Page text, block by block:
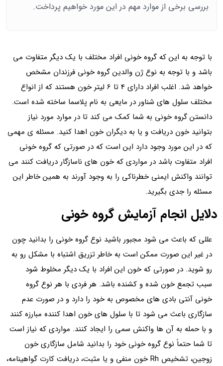
بررسی برخی از موارد مهم در این مورد خواهیم پرداخت.
با توجه به این که گروه خونی افراد مختلف با یک دیگر متفاوت می
باشد و با توجه به نوع ژن والدین گروه خونی فرزندان مشخص
خواهد شد. اغلب افراد دارای 4 تا 6 لیتر خون هستند که از انواع
مختلف سلول‌ های شناور در مایعی به نام پلاسما ساخته شده است.
دانستن گروه خونی به شما کمک می کند تا در موارد مورد نیاز
بتوانید خون دریافت و یا به دیگران خون اهدا کنید. مسئله ی مهمی
که در این مورد وجود دارد این است که در صورتی که گروه خونی
افراد متفاوت باشد در مواردی که خون‌ های ناسازگار دریافت کنند می‌
توانند واکنش ایمنی خطرناکی را به وجود آورند به همین خاطر این
مسئله را جدی بگیرید.
دلایل انجام آزمایش گروه خونی
عللی که باعث می شود مجبور باشید نوع گروه خونی را بدانید چون
در غیر این صورت ممکن است به خاطر تزریق اشتباه با مشکل رو به
رو شوید. در صورتی که خون این افراد با یک دیگر مخلوط شود
سبب تجمع خون شده و کشنده باشد. هر فردی با هر نوع گروه
خونی آنتی‌ بادی‌ های مخصوص به خود را دارد و در صورت عدم
سازگاری باعث می شود تا با سلول‌ های خون اهدا‌ کننده مبارزه کنند
و با حمله به آن‌ ها واکنش سمی را ایجاد کنند. مواردی که نیاز است
تا شما حتماً نوع گروه خونی خود را بدانید شامل سازگاری خون
زوجین، تشخیص Rh خون منفی و یا مثبت، دریافت کارت گواهینامه،